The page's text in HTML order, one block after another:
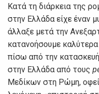
Κατά τη διάρκεια της
στην Ελλάδα είχε έναν
άλλαξε μετά την
κατανοήσουμε
πίσω από την κατασκευή
στην Ελλάδα από τους
Μεδίκων στη Ρώμη,